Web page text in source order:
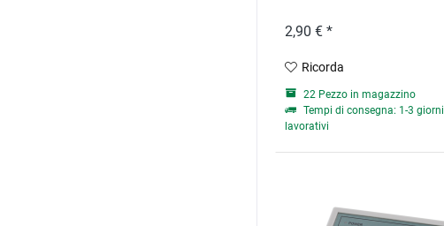
2,90 € *
Ricorda
22 Pezzo in magazzino
Tempi di consegna: 1-3 giorni
lavorativi